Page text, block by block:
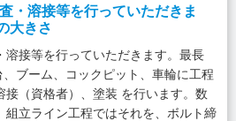
・溶接等を行っていただきま
大きさ
溶接等を行っていただきます。最長
ブーム、コックピット、車輪に工程
接（資格者）、塗装 を行います。数
組立ライン工程ではそれを、ボルト締